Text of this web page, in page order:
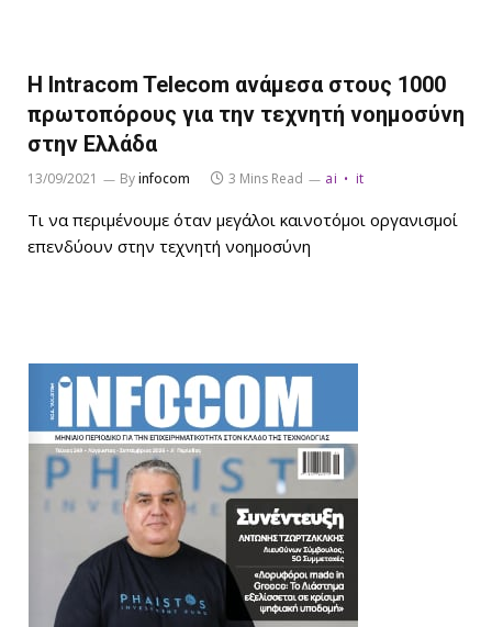
Η Intracom Telecom ανάμεσα στους 1000
πρωτοπόρους για την τεχνητή νοημοσύνη
στην Ελλάδα
13/09/2021 Byinfocom 3 Mins Read ai it
Τι να περιμένουμε όταν μεγάλοι καινοτόμοι οργανισμοί
επενδύουν στην τεχνητή νοημοσύνη